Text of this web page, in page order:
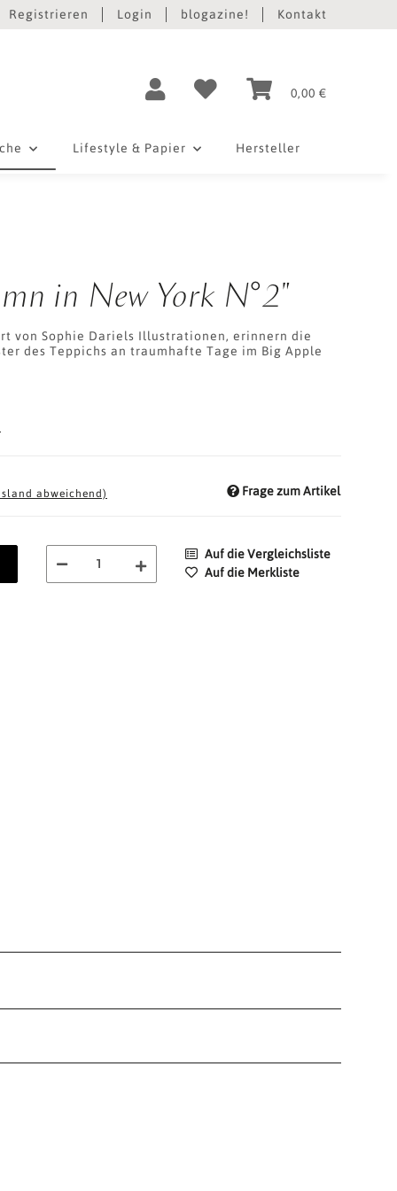
Registrieren Login blogazine! Kontakt
0,00 €
Lifestyle & Papier Hersteller
in New York N°2"
von Sophie Dariels Illustrationen, erinnern die
des Teppichs an traumhafte Tage im Big Apple
abweichend) Frage zum Artikel
Auf die Vergleichsliste
Auf die Merkliste